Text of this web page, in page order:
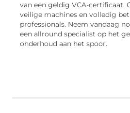
van een geldig VCA-certificaat.
veilige machines en volledig
professionals. Neem vandaag
een allround specialist op het
onderhoud aan het spoor.